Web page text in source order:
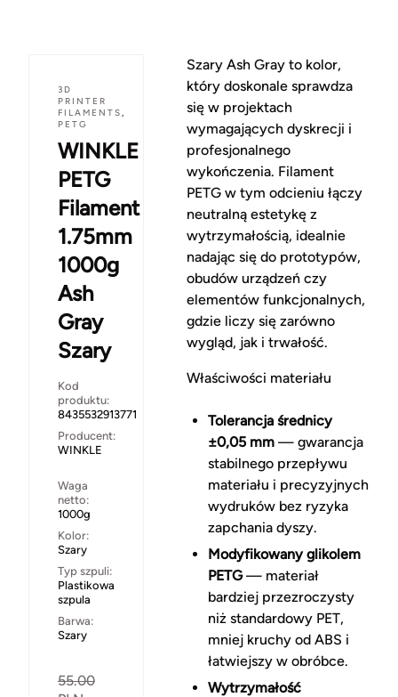
3D
PRINTER
FILAMENTS,
PETG
WINKLE
PETG
Filament
1.75mm
1000g
Ash
Gray
Szary
Kod
produktu:
8435532913771
Producent:
WINKLE
Waga
netto:
1000g
Kolor:
Szary
Typ szpuli:
Plastikowa
szpula
Barwa:
Szary
55.00
Szary Ash Gray to kolor,
który doskonale sprawdza
się w projektach
wymagających dyskrecji i
profesjonalnego
wykończenia. Filament
PETG w tym odcieniu łączy
neutralną estetykę z
wytrzymałością, idealnie
nadając się do prototypów,
obudów urządzeń czy
elementów funkcjonalnych,
gdzie liczy się zarówno
wygląd, jak i trwałość.
Właściwości materiału
Tolerancja średnicy
±0,05 mm— gwarancja
stabilnego przepływu
materiału i precyzyjnych
wydruków bez ryzyka
zapchania dyszy.
Modyfikowany glikolem
PETG— materiał
bardziej przezroczysty
niż standardowy PET,
mniej kruchy od ABS i
łatwiejszy w obróbce.
Wytrzymałość